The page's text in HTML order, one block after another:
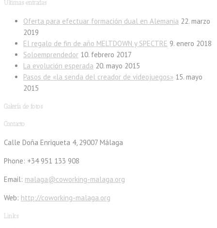
Últimas entradas
Oferta para efectuar formación dual en Alemania 22. marzo
2019
El regalo de fin de año MELTDOWN y SPECTRE 9. enero 2018
Soloemprendedor 10. febrero 2017
La evolución esperada 20. mayo 2015
Pasos de «la senda del creador de videojuegos» 15. mayo
2015
Galería de fotos
Contacto
Calle Doña Enriqueta 4, 29007 Málaga
Phone: +34 951 133 908
Email: malaga@coworking-malaga.org
Web: http://coworking-malaga.org
Links